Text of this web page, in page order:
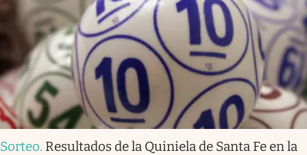
Sorteo. Resultados de la Quiniela de Santa Fe en la